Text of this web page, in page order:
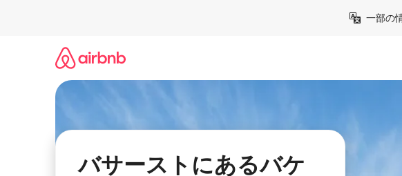
一部の
バサーストにあるバケ